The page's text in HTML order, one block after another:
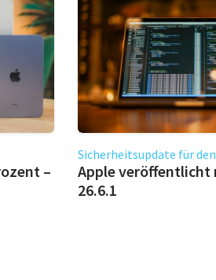
–
Sicherheitsupdate für
Apple veröffentlicht
26.6.1